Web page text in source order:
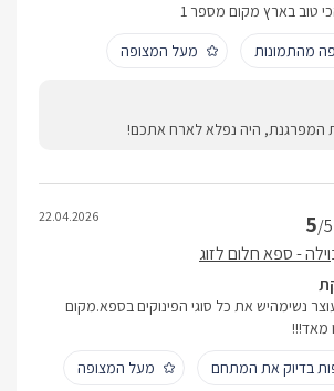
טוב בארץ מקום מספר 1
מהתמונות
מעל המצופה
המפרגנת, היה נפלא לארח אתכם!
5/5
וילה - ספא חלום לזוג
22.04.2026
נשימהיש את כל סוגי הפינוקים בספא.מקום
מאד!!!
בדיוק את המתחם
מעל המצופה